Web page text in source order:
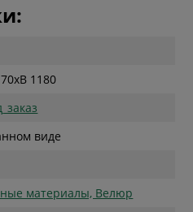
xВ 1180
виде
материалы, Велюр